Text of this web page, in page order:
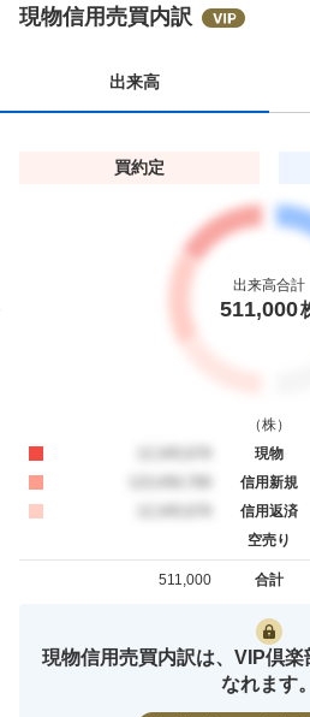
現物信用売買内訳
出来高
買約定
出来高合計
511,000
（株）
現物
信用新規
信用返済
空売り
合計
511,000
現物信用売買内訳は、VIP倶
なれます。